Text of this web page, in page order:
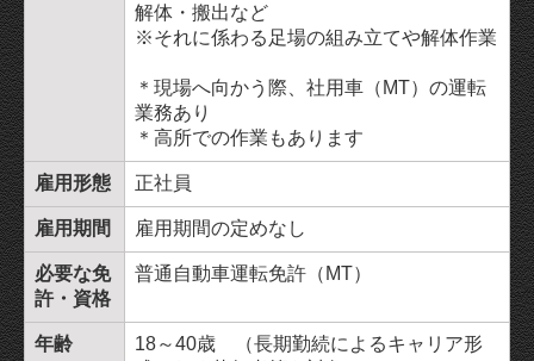
解体・搬出など
※それに係わる足場の組み立てや解体作業
＊現場へ向かう際、社用車（MT）の運転
業務あり
＊高所での作業もあります
雇用形態 正社員
雇用期間 雇用期間の定めなし
必要な免
許・資格
普通自動車運転免許（MT）
年齢
18～40歳 （長期勤続によるキャリア形